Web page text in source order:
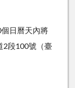
日曆天內將
2段100號（臺